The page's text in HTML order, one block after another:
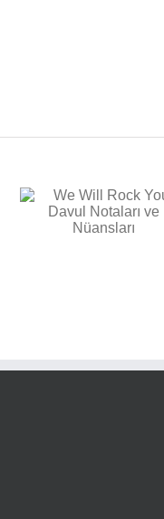
Evgeny
Piyano